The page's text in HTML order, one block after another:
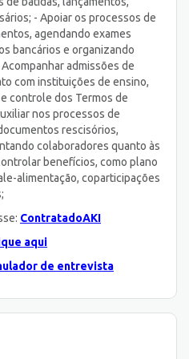
- Apoiar os processos de
agendando exames
bancários e organizando
admissões de
com instituições de ensino,
controle dos Termos de
nos processos de
rescisórios,
colaboradores quanto às
benefícios, como plano
alimentação, coparticipações
ContratadoAKI
aqui
de entrevista